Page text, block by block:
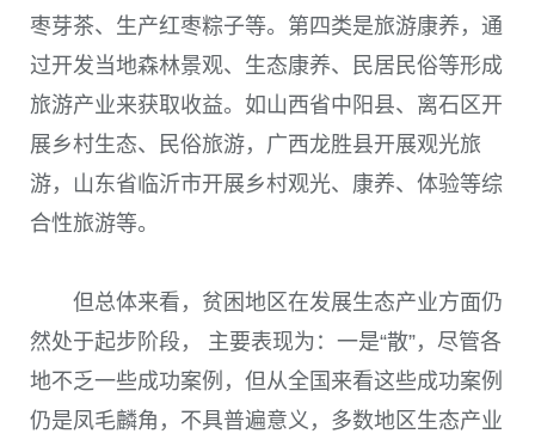
枣芽茶、生产红枣粽子等。第四类是旅游康养，通
过开发当地森林景观、生态康养、民居民俗等形成
旅游产业来获取收益。如山西省中阳县、离石区开
展乡村生态、民俗旅游，广西龙胜县开展观光旅
游，山东省临沂市开展乡村观光、康养、体验等综
合性旅游等。
但总体来看，贫困地区在发展生态产业方面仍
然处于起步阶段， 主要表现为：一是“散”，尽管各
地不乏一些成功案例，但从全国来看这些成功案例
仍是凤毛麟角，不具普遍意义，多数地区生态产业